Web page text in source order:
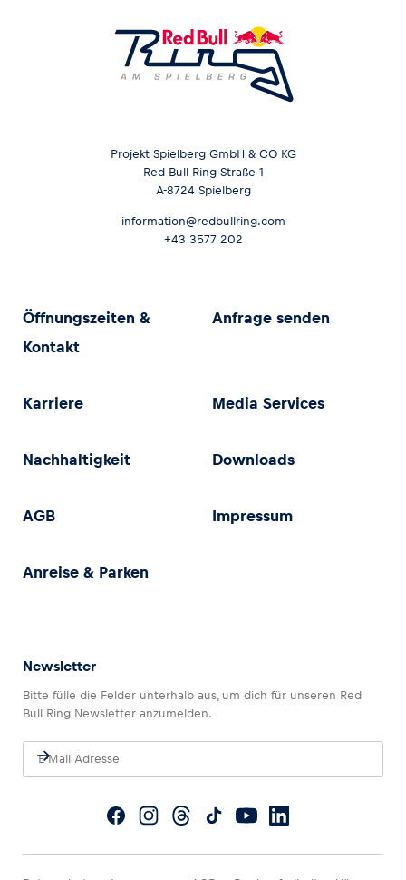
Projekt Spielberg GmbH & CO KG
Red Bull Ring Straße 1
A-8724 Spielberg
information@redbullring.com
+43 3577 202
Öffnungszeiten &
Kontakt
Anfrage senden
Karriere Media Services
Nachhaltigkeit Downloads
AGB Impressum
Anreise & Parken
Newsletter
Bitte fülle die Felder unterhalb aus, um dich für unseren Red
Bull Ring Newsletter anzumelden.